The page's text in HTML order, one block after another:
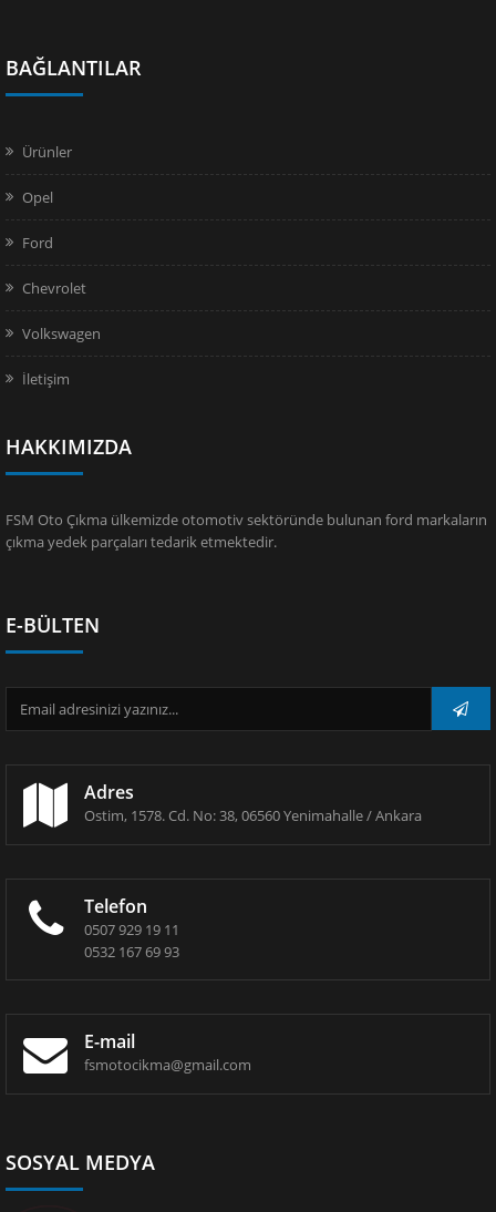
BAĞLANTILAR
Ürünler
Opel
Ford
Chevrolet
Volkswagen
İletişim
HAKKIMIZDA
FSM Oto Çıkma ülkemizde otomotiv sektöründe bulunan ford markaların
çıkma yedek parçaları tedarik etmektedir.
E-BÜLTEN
Adres
Ostim, 1578. Cd. No: 38, 06560 Yenimahalle / Ankara
Telefon
0507 929 19 11
0532 167 69 93
E-mail
fsmotocikma@gmail.com
SOSYAL MEDYA